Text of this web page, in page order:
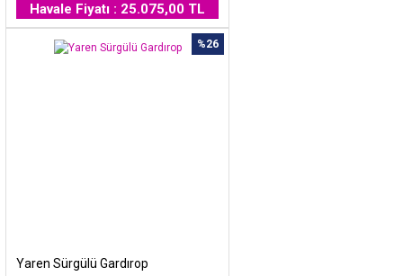
Havale Fiyatı : 25.075,00 TL
%26
Yaren Sürgülü Gardırop